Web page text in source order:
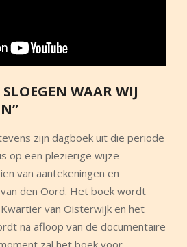
WAAR WIJ
zijn dagboek uit die periode
op een plezierige wijze
van aantekeningen en
den Oord. Het boek wordt
van Oisterwijk en het
na afloop van de documentaire